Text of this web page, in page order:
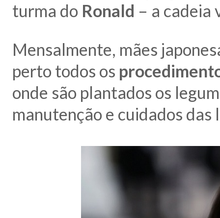
turma do Ronald – a cadeia
Mensalmente, mães
perto todos os
onde são plantados os
manutenção e cuidados